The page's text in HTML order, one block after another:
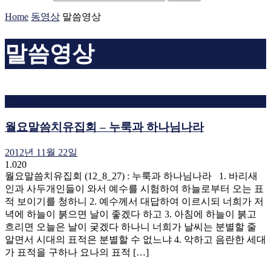
Home 동영상 말씀영상
말씀영상
월요말씀치유집회 – 누룩과 하나님나라
2012년 11월 22일
1.020
월요말씀치유집회 (12_8_27) : 누룩과 하나님나라 1. 바리새
인과 사두개인들이 와서 예수를 시험하여 하늘로부터 오는 표
적 보이기를 청하니 2. 예수께서 대답하여 이르시되 너희가 저
녁에 하늘이 붉으면 날이 좋겠다 하고 3. 아침에 하늘이 붉고
흐리면 오늘은 날이 궂겠다 하나니 너희가 날씨는 분별할 줄
알면서 시대의 표적은 분별할 수 없느냐 4. 악하고 음란한 세대
가 표적을 구하나 요나의 표적 […]